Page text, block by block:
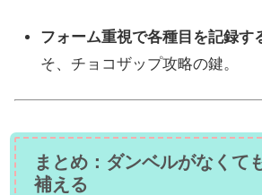
フォーム重視で各種目を記録す
そ、チョコザップ攻略の鍵。
まとめ：ダンベルがなくて
補える